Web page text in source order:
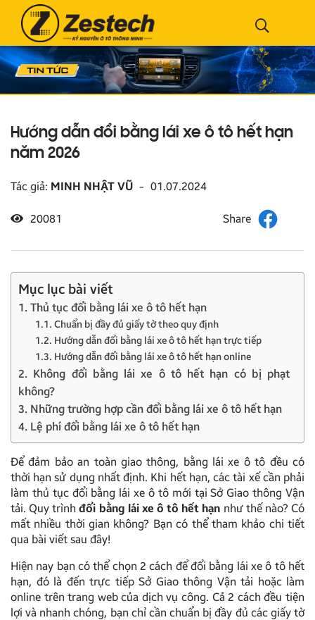
Hướng dẫn đổi bằng lái xe ô tô hết hạn
năm 2026
Tác giả: MINH NHẬT VŨ - 01.07.2024
20081
Mục lục bài viết
1. Thủ tục đổi bằng lái xe ô tô hết hạn
1.1. Chuẩn bị đầy đủ giấy tờ theo quy định
1.2. Hướng dẫn đổi bằng lái xe ô tô hết hạn trực tiếp
1.3. Hướng dẫn đổi bằng lái xe ô tô hết hạn online
2. Không đổi bằng lái xe ô tô hết hạn có bị phạt
không?
3. Những trường hợp cần đổi bằng lái xe ô tô hết hạn
4. Lệ phí đổi bằng lái xe ô tô hết hạn
Để đảm bảo an toàn giao thông, bằng lái xe ô tô đều có
thời hạn sử dụng nhất định. Khi hết hạn, các tài xế cần phải
làm thủ tục đổi bằng lái xe ô tô mới tại Sở Giao thông Vận
tải. Quy trìnhđổi bằng lái xe ô tô hết hạn như thế nào? Có
mất nhiều thời gian không? Bạn có thể tham khảo chi tiết
qua bài viết sau đây!
Hiện nay bạn có thể chọn 2 cách để đổi bằng lái xe ô tô hết
hạn, đó là đến trực tiếp Sở Giao thông Vận tải hoặc làm
online trên trang web của dịch vụ công. Cả 2 cách đều tiện
lợi và nhanh chóng, bạn chỉ cần chuẩn bị đầy đủ các giấy tờ